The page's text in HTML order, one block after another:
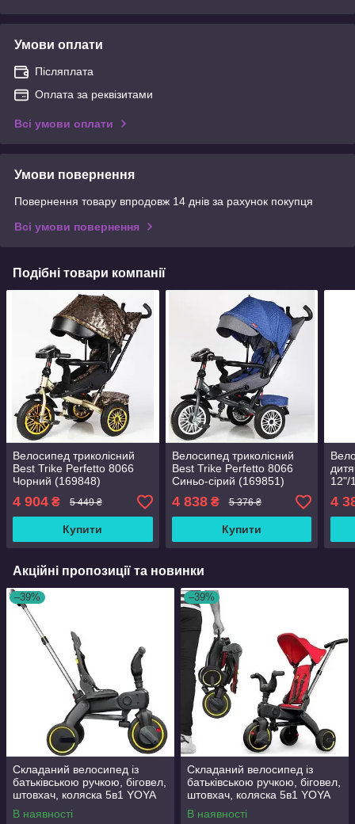
Умови оплати
Післяплата
Оплата за реквізитами
Всі умови оплати
Умови повернення
Повернення товару впродовж 14 днів за рахунок покупця
Всі умови повернення
Подібні товари компанії
Велосипед триколісний
Best Trike Perfetto 8066
Чорний (169848)
4 904 ₴ 5 449 ₴
Купити
Велосипед триколісний
Best Trike Perfetto 8066
Синьо-сірий (169851)
4 838₴ 5 376 ₴
Купити
12"/
4
Акційні пропозиції та новинки
–39%
Складаний велосипед із
батьківською ручкою, біговел,
штовхач, коляска 5в1 YOYA
Сірий
В наявності
–39%
Складаний велосипед із
батьківською ручкою, біговел,
штовхач, коляска 5в1 YOYA
Червоний
В наявності